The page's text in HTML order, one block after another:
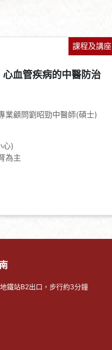
課程及講座
心血管疾病的中醫防治
業顧問劉昭勁中醫師(碩士)
心)
為主
鐵站B2出口，步行約3分鐘